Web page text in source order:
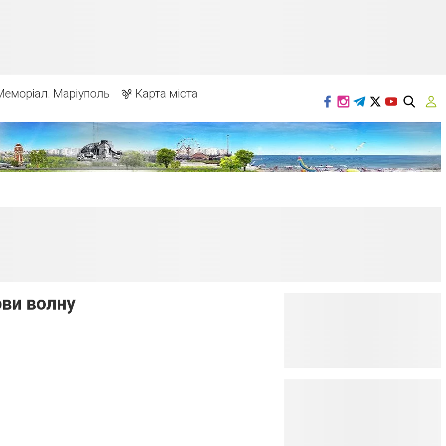
Маріуполь Карта міста
волну